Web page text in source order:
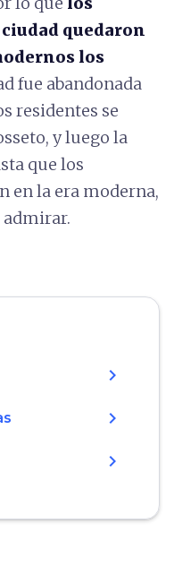
quedaron
los
fue abandonada
residentes se
y luego la
que los
en la era moderna,
admirar.
chevron_right
chevron_right
chevron_right